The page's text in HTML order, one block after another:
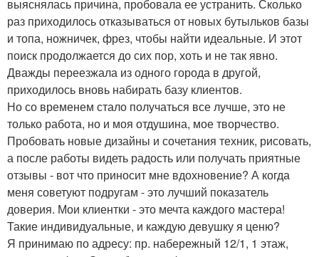
выяснялась причина, пробовала ее устранить. Сколько
раз приходилось отказываться от новых бутыльков базы
и топа, ножничек, фрез, чтобы найти идеальные. И этот
поиск продолжается до сих пор, хоть и не так явно.
Дважды переезжала из одного города в другой,
приходилось вновь набирать базу клиентов.
Но со временем стало получаться все лучше, это не
только работа, но и моя отдушина, мое творчество.
Пробовать новые дизайны и сочетания техник, рисовать,
а после работы видеть радость или получать приятные
отзывы - вот что приносит мне вдохновение? А когда
меня советуют подругам - это лучший показатель
доверия. Мои клиентки - это мечта каждого мастера!
Такие индивидуальные, и каждую девушку я ценю?
Я принимаю по адресу: пр. набережный 12/1, 1 этаж,